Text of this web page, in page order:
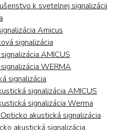
k svetelnej signalizácii
Amicus
signalizácia
AMICUS
WERMA
signalizácia
signalizácia AMICUS
signalizácia Werma
akustická signalizácia
akustická signalizácia